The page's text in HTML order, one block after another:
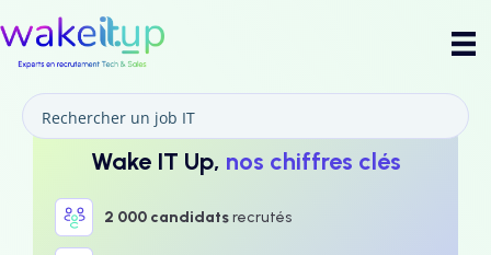
Wake IT Up, nos chiffres clés
2 000 candidatsrecrutés